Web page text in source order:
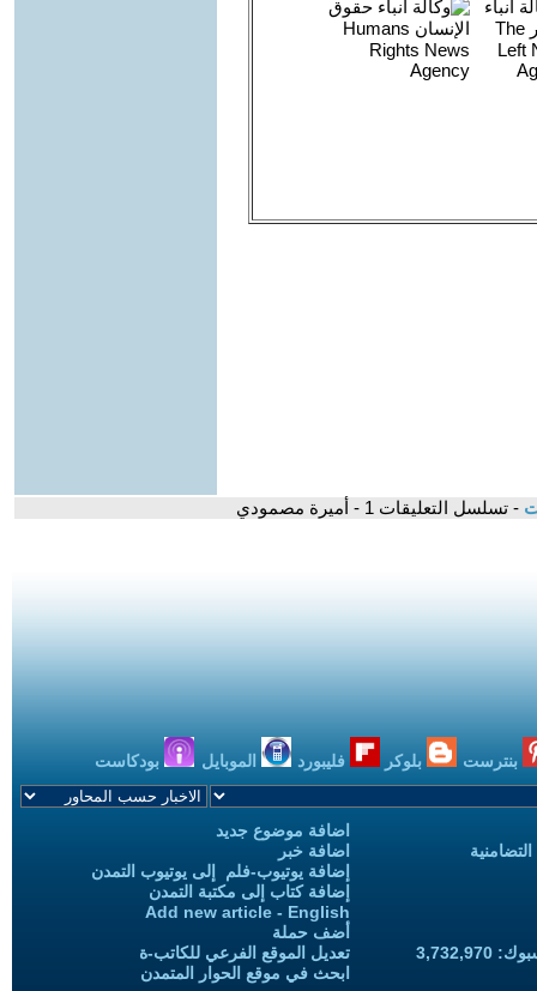
- تسلسل التعليقات 1 - أميرة مصمودي
بنترست بلوكر فليبورد الموبايل بودكاست
اضافة موضوع جديد
اضافة خبر
إضافة يوتيوب-فلم إلى يوتيوب التمدن
إضافة كتاب إلى مكتبة التمدن
Add new article - English
أضف حملة
تعديل الموقع الفرعي للكاتب-ة
ابحث في موقع الحوار المتمدن